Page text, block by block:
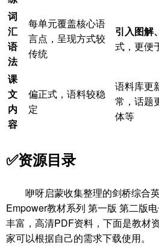
词
汇
语
法
每单元覆盖核心语
言点，呈现方式较
传统
引入图解
式，更便
课
文
内
容
偏正式，语料较稳
定
语料库更
常，话题
体等
✅资源目录
咿呀启蒙收集整理的剑桥综合
Empower教材系列 第一版 第二版
丰富，高清PDF资料，下面是教材
家可以根据自己的需求下载使用。